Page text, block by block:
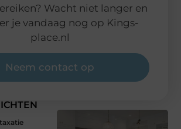
Wacht niet langer en
je vandaag nog op Kings-
place.nl
Neem contact op